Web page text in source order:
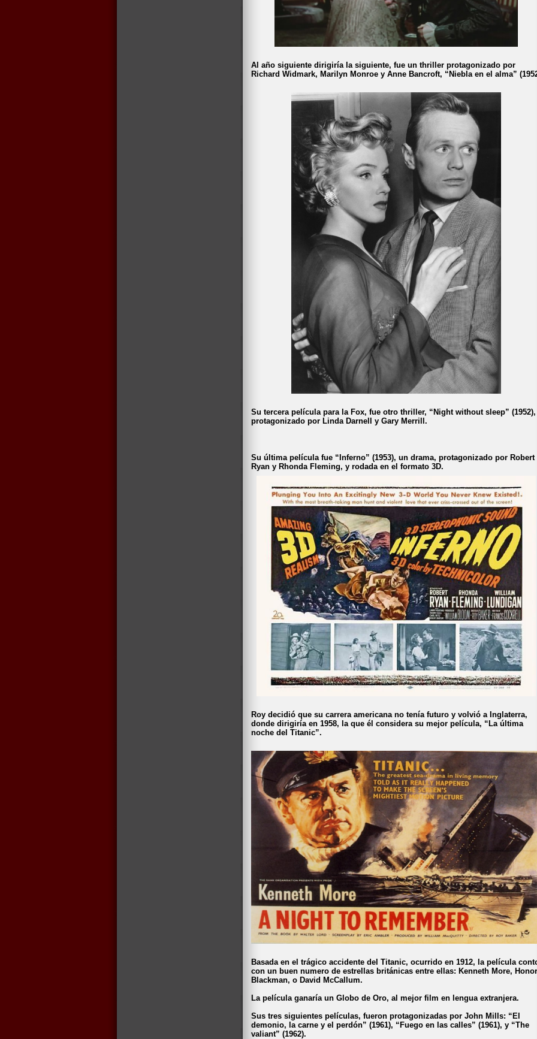
Al año siguiente dirigiría la siguiente, fue un thriller protagonizado por
Richard Widmark, Marilyn Monroe y Anne Bancroft, “Niebla en el alma”
Su tercera película para la Fox, fue otro thriller, “Night without sleep” (1952),
protagonizado por Linda Darnell y Gary Merrill.
Su última película fue “Inferno” (1953), un drama, protagonizado por Robert
Ryan y Rhonda Fleming, y rodada en el formato 3D.
Roy decidió que su carrera americana no tenía futuro y volvió a Inglaterra,
donde dirigiría en 1958, la que él considera su mejor película, “La última
noche del Titanic”.
Basada en el trágico accidente del Titanic, ocurrido en 1912, la película
con un buen numero de estrellas británicas entre ellas: Kenneth More, Honor
Blackman, o David McCallum.
La película ganaría un Globo de Oro, al mejor film en lengua extranjera.
Sus tres siguientes películas, fueron protagonizadas por John Mills: “El
demonio, la carne y el perdón” (1961), “Fuego en las calles” (1961), y “The
valiant” (1962).